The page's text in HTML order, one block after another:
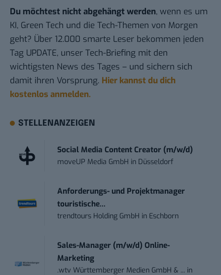
Du möchtest nicht abgehängt werden, wenn es um
KI, Green Tech und die Tech-Themen von Morgen
geht? Über 12.000 smarte Leser bekommen jeden
Tag UPDATE, unser Tech-Briefing mit den
wichtigsten News des Tages – und sichern sich
damit ihren Vorsprung. Hier kannst du dich
kostenlos anmelden.
STELLENANZEIGEN
Social Media Content Creator (m/w/d)
moveUP Media GmbH in Düsseldorf
Anforderungs- und Projektmanager
touristische...
trendtours Holding GmbH in Eschborn
Sales-Manager (m/w/d) Online-
Marketing
.wtv Württemberger Medien GmbH & ... in